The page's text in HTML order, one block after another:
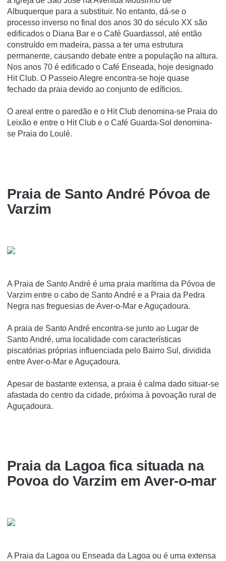
Albuquerque para a substituir. No entanto, dá-se o
processo inverso no final dos anos 30 do século XX são
edificados o Diana Bar e o Café Guardassol, até então
construí­do em madeira, passa a ter uma estrutura
permanente, causando debate entre a população na altura.
Nos anos 70 é edificado o Café Enseada, hoje designado
Hit Club. O Passeio Alegre encontra-se hoje quase
fechado da praia devido ao conjunto de edí­ficios.
O areal entre o paredão e o Hit Club denomina-se Praia do
Leixão e entre o Hit Club e o Café Guarda-Sol denomina-
se Praia do Loulé.
Praia de Santo André Póvoa de
Varzim
A Praia de Santo André é uma praia marí­tima da Póvoa de
Varzim entre o cabo de Santo André e a Praia da Pedra
Negra nas freguesias de Aver-o-Mar e Aguçadoura.
A praia de Santo André encontra-se junto ao Lugar de
Santo André, uma localidade com caracterí­sticas
piscatórias próprias influenciada pelo Bairro Sul, dividida
entre Aver-o-Mar e Aguçadoura.
Apesar de bastante extensa, a praia é calma dado situar-se
afastada do centro da cidade, próxima à povoação rural de
Aguçadoura.
Praia da Lagoa fica situada na
Povoa do Varzim em Aver-o-mar
A Praia da Lagoa ou Enseada da Lagoa ou é uma extensa